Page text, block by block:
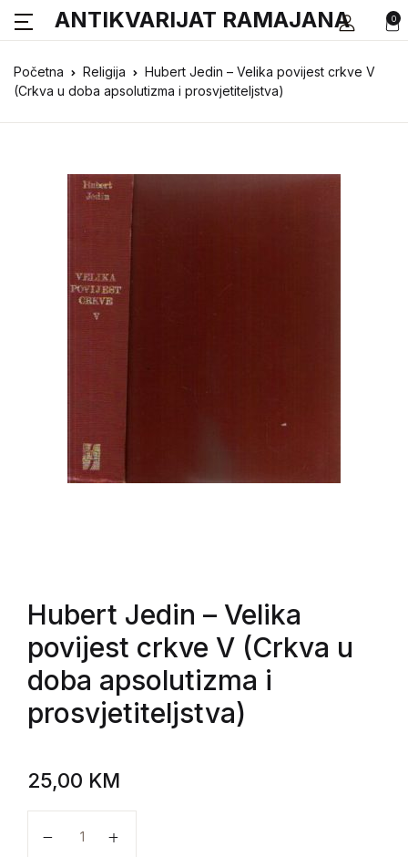
0
ANTIKVARIJAT RAMAJANA
Početna Religija
Hubert Jedin – Velika povijest crkve V
(Crkva u doba apsolutizma i prosvjetiteljstva)
Hubert Jedin – Velika
povijest crkve V (Crkva u
doba apsolutizma i
prosvjetiteljstva)
25,00 KM